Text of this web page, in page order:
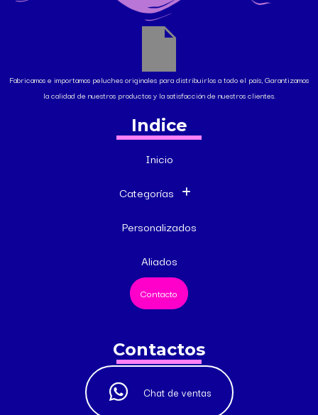
Fabricamos e importamos peluches originales para distribuirlos a todo el país, Garantizamos
la calidad de nuestros productos y la satisfacción de nuestros clientes.
Indice
Inicio
Categorías
Personalizados
Aliados
Contacto
Contactos
Chat de ventas